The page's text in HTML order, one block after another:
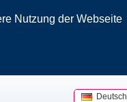
Nutzung der Webseite
Deutsch